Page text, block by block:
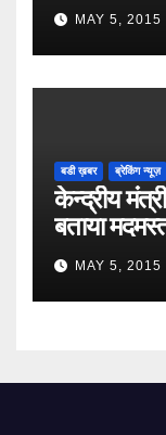
MAY 5, 2015
बडी ख़बर ब्रेकिंग न्यूज़
केन्द्रीय
बताया
MAY 5, 2015